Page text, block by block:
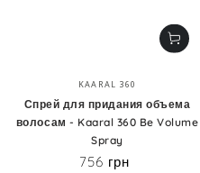
Бренд:
KAARAL 360
Спрей для придания объема
волосам - Kaaral 360 Be Volume
Spray
Цена
756 грн